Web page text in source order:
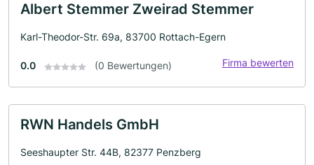
Albert Stemmer Zweirad Stemmer
Karl-Theodor-Str. 69a, 83700 Rottach-Egern
0.0 (0 Bewertungen) Firma bewerten
RWN Handels GmbH
Seeshaupter Str. 44B, 82377 Penzberg